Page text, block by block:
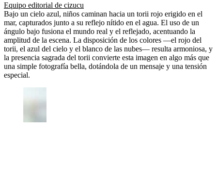
Equipo editorial de cizucu
Bajo un cielo azul, niños caminan hacia un torii rojo erigido en el
mar, capturados junto a su reflejo nítido en el agua. El uso de un
ángulo bajo fusiona el mundo real y el reflejado, acentuando la
amplitud de la escena. La disposición de los colores —el rojo del
torii, el azul del cielo y el blanco de las nubes— resulta armoniosa, y
la presencia sagrada del torii convierte esta imagen en algo más que
una simple fotografía bella, dotándola de un mensaje y una tensión
especial.